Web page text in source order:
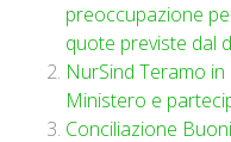
preoccupazione
quote previste dal
NurSind Teramo
Ministero e
Conciliazione